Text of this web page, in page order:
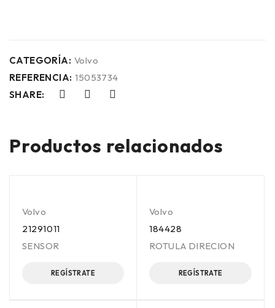
CATEGORÍA: Volvo
REFERENCIA: 15053734
SHARE:
Productos relacionados
Volvo
21291011
SENSOR
REGÍSTRATE
Volvo
184428
ROTULA DIRECION
REGÍSTRATE